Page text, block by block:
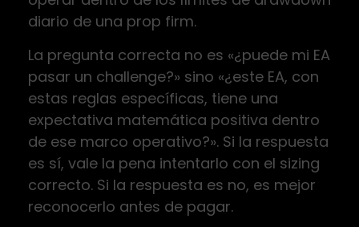
diario de una prop firm.
La pregunta correcta no es «¿puede mi EA
pasar un challenge?» sino «¿este EA, con
estas reglas específicas, tiene una
expectativa matemática positiva dentro
de ese marco operativo?». Si la respuesta
es sí, vale la pena intentarlo con el sizing
correcto. Si la respuesta es no, es mejor
reconocerlo antes de pagar.